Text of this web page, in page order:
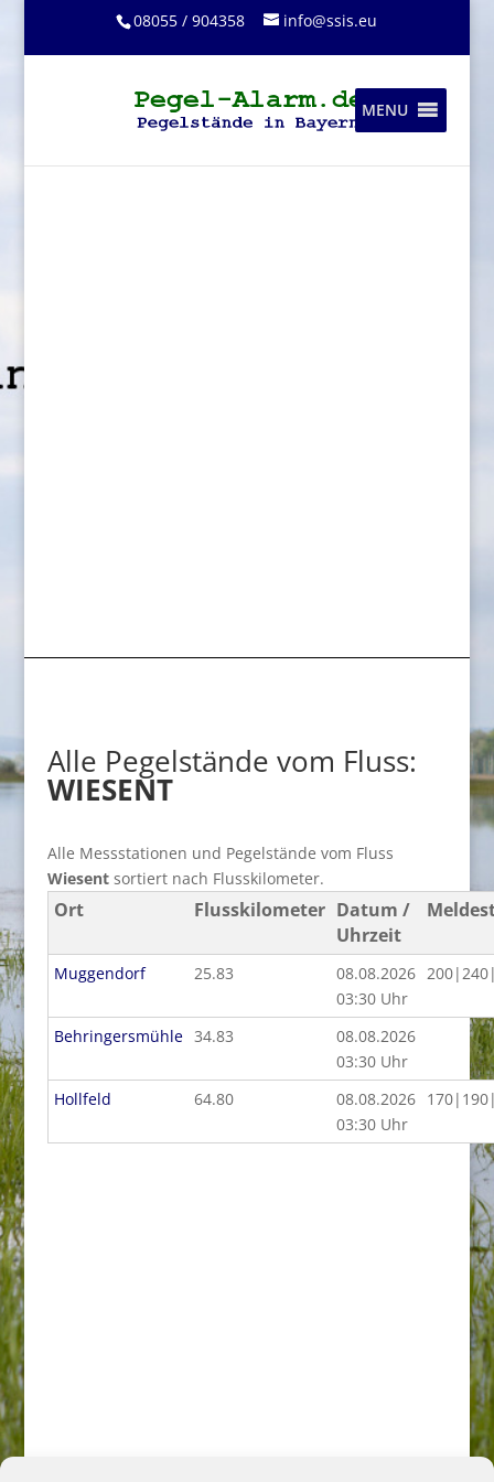
08055 / 904358 info@ssis.eu
MENU
Alle Pegelstände vom Fluss:
WIESENT
Alle Messstationen und Pegelstände vom Fluss
Wiesentsortiert nach Flusskilometer.
Ort Flusskilometer Datum /
Uhrzeit
Muggendorf 25.83
08.08.2026
03:30 Uhr
Behringersmühle 34.83
08.08.2026
03:30 Uhr
Hollfeld
64.80
08.08.2026
03:30 Uhr